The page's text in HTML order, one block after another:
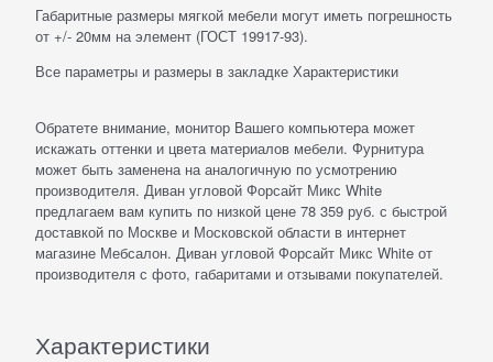
Габаритные размеры мягкой мебели могут иметь погрешность
от +/- 20мм на элемент (ГОСТ 19917-93).
Все параметры и размеры в закладке Характеристики
Обратете внимание, монитор Вашего компьютера может
искажать оттенки и цвета материалов мебели. Фурнитура
может быть заменена на аналогичную по усмотрению
производителя. Диван угловой Форсайт Микс White
предлагаем вам купить по низкой цене 78 359 руб. с быстрой
доставкой по Москве и Московской области в интернет
магазине Мебсалон. Диван угловой Форсайт Микс White от
производителя с фото, габаритами и отзывами покупателей.
Характеристики